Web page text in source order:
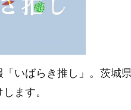
いばらき推し」。茨城
ます。